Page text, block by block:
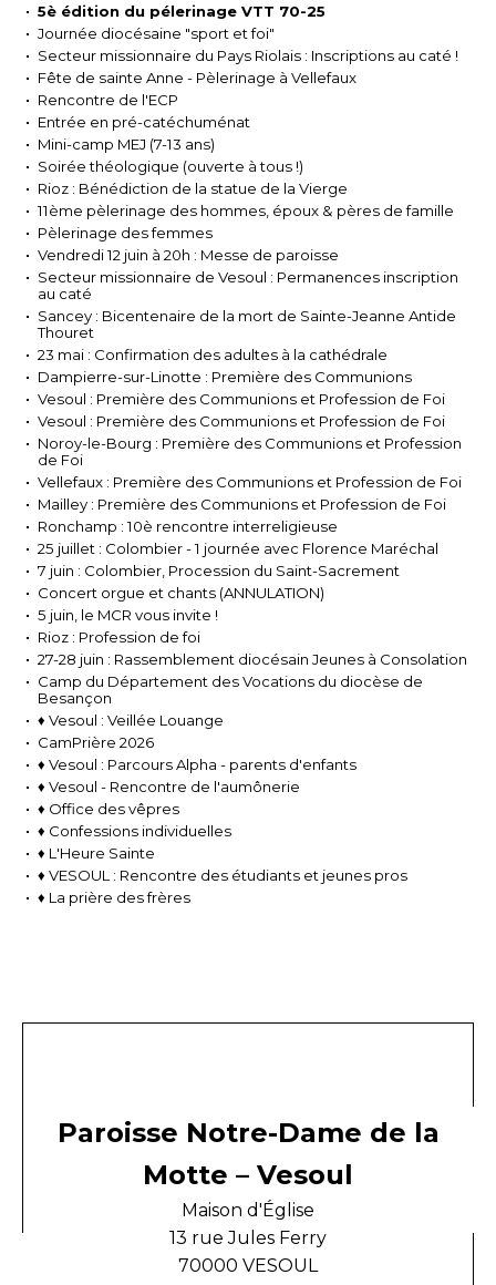
5è édition du pélerinage VTT 70-25
Journée diocésaine "sport et foi"
Secteur missionnaire du Pays Riolais : Inscriptions au caté !
Fête de sainte Anne - Pèlerinage à Vellefaux
Rencontre de l'ECP
Entrée en pré-catéchuménat
Mini-camp MEJ (7-13 ans)
Soirée théologique (ouverte à tous !)
Rioz : Bénédiction de la statue de la Vierge
11ème pèlerinage des hommes, époux & pères de famille
Pèlerinage des femmes
Vendredi 12 juin à 20h : Messe de paroisse
Secteur missionnaire de Vesoul : Permanences inscription
au caté
Sancey : Bicentenaire de la mort de Sainte-Jeanne Antide
Thouret
23 mai : Confirmation des adultes à la cathédrale
Dampierre-sur-Linotte : Première des Communions
Vesoul : Première des Communions et Profession de Foi
Vesoul : Première des Communions et Profession de Foi
Noroy-le-Bourg : Première des Communions et Profession
de Foi
Vellefaux : Première des Communions et Profession de Foi
Mailley : Première des Communions et Profession de Foi
Ronchamp : 10è rencontre interreligieuse
25 juillet : Colombier - 1 journée avec Florence Maréchal
7 juin : Colombier, Procession du Saint-Sacrement
Concert orgue et chants (ANNULATION)
5 juin, le MCR vous invite !
Rioz : Profession de foi
27-28 juin : Rassemblement diocésain Jeunes à Consolation
Camp du Département des Vocations du diocèse de
Besançon
♦ Vesoul : Veillée Louange
CamPrière 2026
♦ Vesoul : Parcours Alpha - parents d'enfants
♦ Vesoul - Rencontre de l'aumônerie
♦ Office des vêpres
♦ Confessions individuelles
♦ L'Heure Sainte
♦ VESOUL : Rencontre des étudiants et jeunes pros
♦ La prière des frères
Paroisse Notre-Dame de la
Motte – Vesoul
Maison d'Église
13 rue Jules Ferry
70000 VESOUL